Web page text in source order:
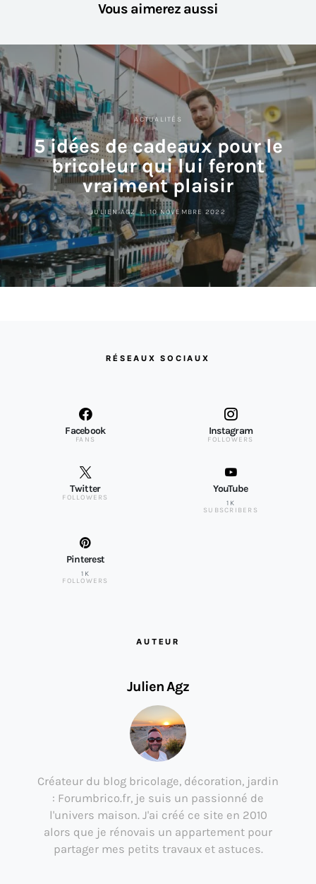
Vous aimerez aussi
ACTUALITÉS
5 idées de cadeaux pour le
bricoleur qui lui feront
vraiment plaisir
JULIEN AGZ 10 NOVEMBRE 2022
RÉSEAUX SOCIAUX
Facebook
FANS
Instagram
FOLLOWERS
Twitter
FOLLOWERS
YouTube
1K
SUBSCRIBERS
Pinterest
1K
FOLLOWERS
AUTEUR
Julien Agz
Créateur du blog bricolage, décoration, jardin
: Forumbrico.fr, je suis un passionné de
l'univers maison. J'ai créé ce site en 2010
alors que je rénovais un appartement pour
partager mes petits travaux et astuces.